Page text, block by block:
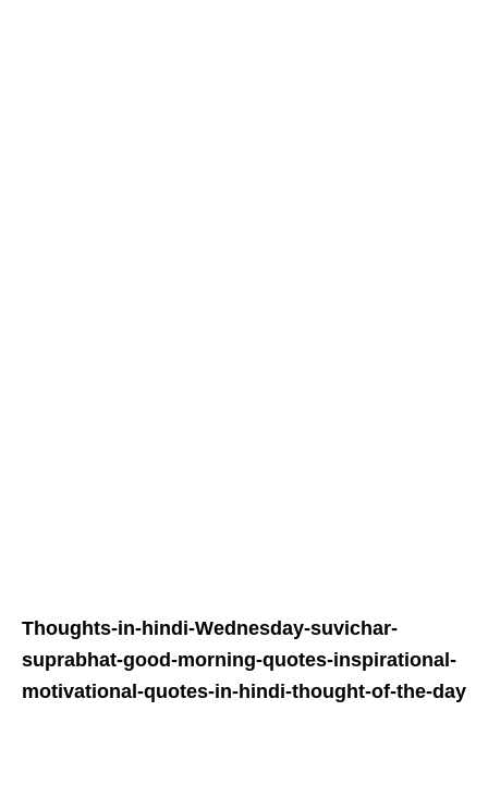
Thoughts-in-hindi-Wednesday-suvichar-
suprabhat-good-morning-quotes-inspirational-
motivational-quotes-in-hindi-thought-of-the-day